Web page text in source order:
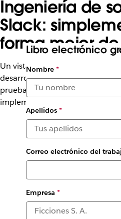
Ingeniería de
Slack:
forma mejor
Un vistazo a cómo Slack apoya
desarrolladores, desde al
pruebas más rápidas hasta al
implementaciones, y mucho más
Libro electrónico
Nombre*
Apellidos*
Correo electrónico del
Empresa *